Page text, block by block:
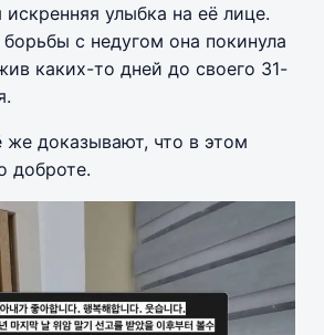
искренняя улыбка на её лице.
борьбы с недугом она покинула
каких-то дней до своего 31-
доказывают, что в этом
доброте.